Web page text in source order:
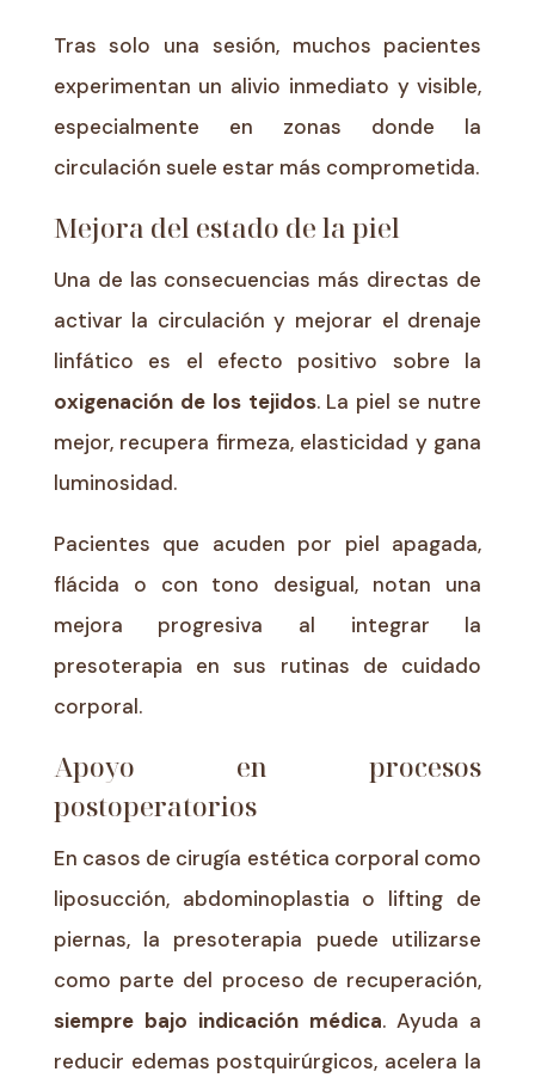
Tras solo una sesión, muchos pacientes
experimentan un alivio inmediato y visible,
especialmente en zonas donde la
circulación suele estar más comprometida.
Mejora del estado de la piel
Una de las consecuencias más directas de
activar la circulación y mejorar el drenaje
linfático es el efecto positivo sobre la
oxigenación de los tejidos. La piel se nutre
mejor, recupera firmeza, elasticidad y gana
luminosidad.
Pacientes que acuden por piel apagada,
flácida o con tono desigual, notan una
mejora progresiva al integrar la
presoterapia en sus rutinas de cuidado
corporal.
Apoyo en procesos
postoperatorios
En casos de cirugía estética corporal como
liposucción, abdominoplastia o lifting de
piernas, la presoterapia puede utilizarse
como parte del proceso de recuperación,
siempre bajo indicación médica. Ayuda a
reducir edemas postquirúrgicos, acelera la